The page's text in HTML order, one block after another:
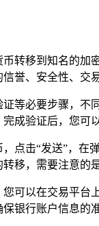
转移到知名的
誉、安全性、交
等必要步骤，不
成验证后，您可
点击“发送”，
移，需要注意
可以在交易平
银行账户信息的